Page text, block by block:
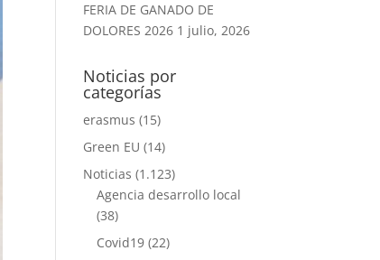
FERIA DE GANADO DE
DOLORES 2026 1 julio, 2026
Noticias por
categorías
erasmus (15)
Green EU (14)
Noticias (1.123)
Agencia desarrollo local
(38)
Covid19 (22)